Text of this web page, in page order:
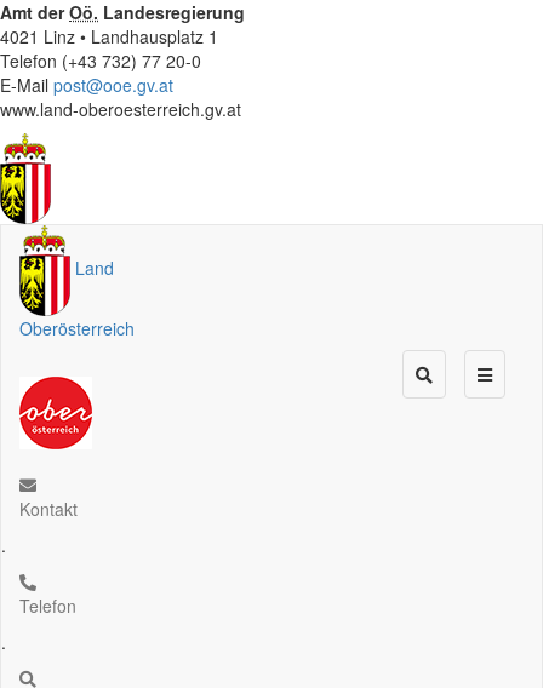
Amt derOö. Landesregierung
4021 Linz • Landhausplatz 1
Telefon (+43 732) 77 20-0
E-Mail post@ooe.gv.at
www.land-oberoesterreich.gv.at
Land
Oberösterreich
Kontakt
.
Telefon
.